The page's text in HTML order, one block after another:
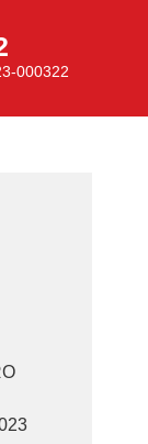
000322